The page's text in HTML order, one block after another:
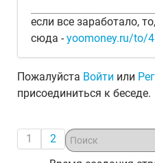
если все заработало,
сюда -yoomoney.ru/to/
Пожалуйста Войти или
присоединиться к беседе.
1
2